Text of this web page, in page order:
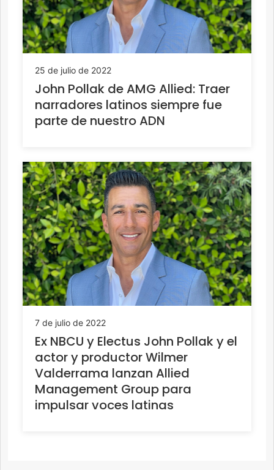
25 de julio de 2022
John Pollak de AMG Allied: Traer
narradores latinos siempre fue
parte de nuestro ADN
7 de julio de 2022
Ex NBCU y Electus John Pollak y el
actor y productor Wilmer
Valderrama lanzan Allied
Management Group para
impulsar voces latinas